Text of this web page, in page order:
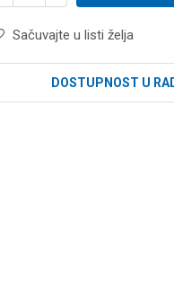
Sačuvajte u listi želja
DOSTUPNOST U